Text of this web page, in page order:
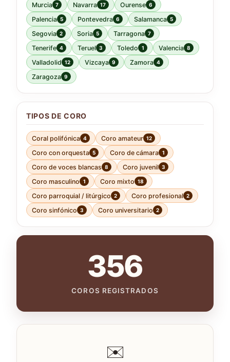
Murcia 7 Navarra 17 Ourense 6
Palencia 5 Pontevedra 6 Salamanca 5
Segovia 2 Soria 5 Tarragona 7
Tenerife 4 Teruel 3 Toledo 1 Valencia 8
Valladolid 12 Vizcaya 9 Zamora 4
Zaragoza 9
TIPOS DE CORO
Coral polifónica 4 Coro amateur 12
Coro con orquesta 5 Coro de cámara 1
Coro de voces blancas 8 Coro juvenil 3
Coro masculino 1 Coro mixto 18
Coro parroquial / litúrgico 2 Coro profesional 2
Coro sinfónico 3 Coro universitario 2
356
COROS REGISTRADOS
✉️